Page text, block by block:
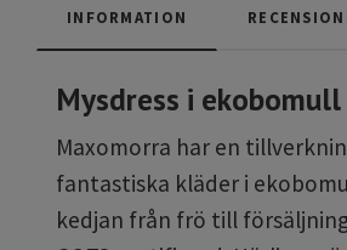
INFORMATION
Mysdress i ekobomull
Maxomorra har en
fantastiska kläder i
kedjan från frö till